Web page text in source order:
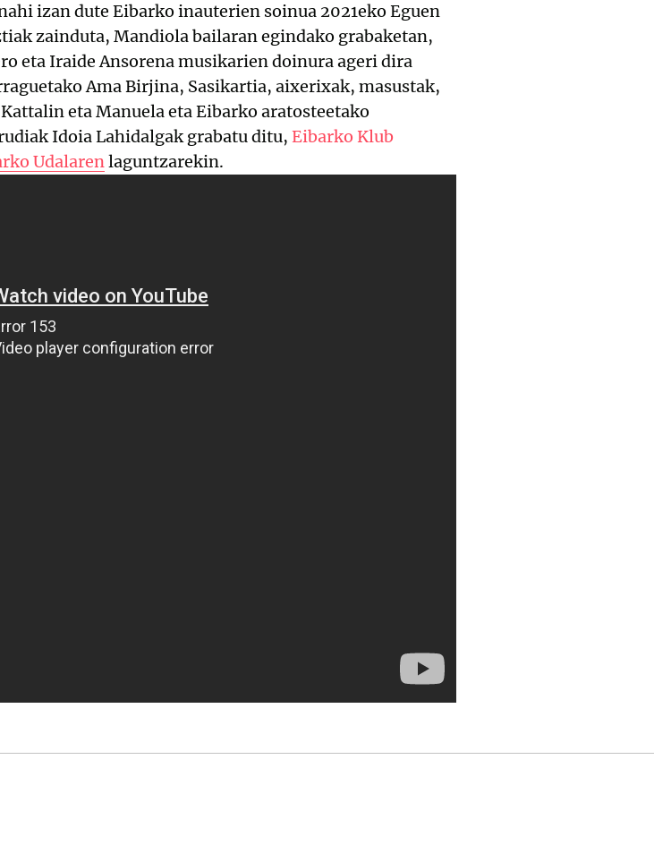
izan dute Eibarko inauterien soinua 2021eko Eguen
zainduta, Mandiola bailaran egindako grabaketan,
eta Iraide Ansorena musikarien doinura ageri dira
Ama Birjina, Sasikartia, aixerixak, masustak,
eta Manuela eta Eibarko aratosteetako
Idoia Lahidalgak grabatu ditu, Eibarko Klub
Udalarenlaguntzarekin.